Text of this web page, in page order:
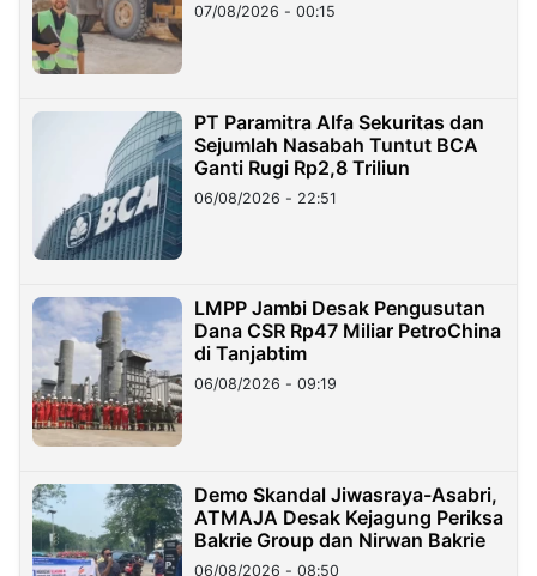
07/08/2026 - 00:15
PT Paramitra Alfa Sekuritas dan
Sejumlah Nasabah Tuntut BCA
Ganti Rugi Rp2,8 Triliun
06/08/2026 - 22:51
LMPP Jambi Desak Pengusutan
Dana CSR Rp47 Miliar PetroChina
di Tanjabtim
06/08/2026 - 09:19
Demo Skandal Jiwasraya-Asabri,
ATMAJA Desak Kejagung Periksa
Bakrie Group dan Nirwan Bakrie
06/08/2026 - 08:50